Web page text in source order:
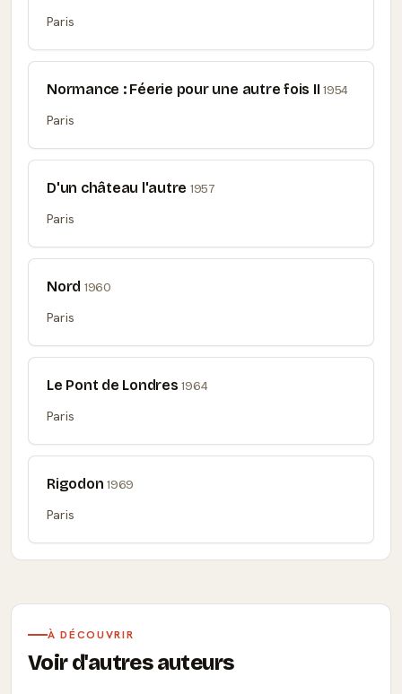
Paris
Normance : Féerie pour une autre fois II1954
Paris
D'un château l'autre 1957
Paris
Nord 1960
Paris
Le Pont de Londres1964
Paris
Rigodon1969
Paris
À DÉCOUVRIR
Voir d'autres auteurs